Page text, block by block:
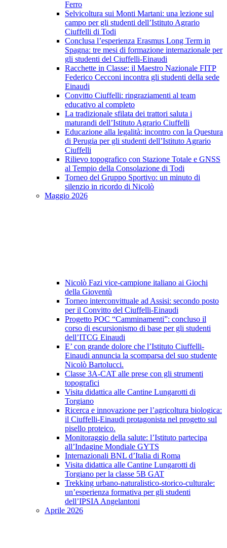
Ferro
Selvicoltura sui Monti Martani: una lezione sul
campo per gli studenti dell’Istituto Agrario
Ciuffelli di Todi
Conclusa l’esperienza Erasmus Long Term in
Spagna: tre mesi di formazione internazionale per
gli studenti del Ciuffelli-Einaudi
Racchette in Classe: il Maestro Nazionale FITP
Federico Cecconi incontra gli studenti della sede
Einaudi
Convitto Ciuffelli: ringraziamenti al team
educativo al completo
La tradizionale sfilata dei trattori saluta i
maturandi dell’Istituto Agrario Ciuffelli
Educazione alla legalità: incontro con la Questura
di Perugia per gli studenti dell’Istituto Agrario
Ciuffelli
Rilievo topografico con Stazione Totale e GNSS
al Tempio della Consolazione di Todi
Torneo del Gruppo Sportivo: un minuto di
silenzio in ricordo di Nicolò
Maggio 2026
Nicolò Fazi vice-campione italiano ai Giochi
della Gioventù
Torneo interconvittuale ad Assisi: secondo posto
per il Convitto del Ciuffelli-Einaudi
Progetto POC “Camminamenti”: concluso il
corso di escursionismo di base per gli studenti
dell’ITCG Einaudi
E’ con grande dolore che l’Istituto Ciuffelli-
Einaudi annuncia la scomparsa del suo studente
Nicolò Bartolucci.
Classe 3A-CAT alle prese con gli strumenti
topografici
Visita didattica alle Cantine Lungarotti di
Torgiano
Ricerca e innovazione per l’agricoltura biologica:
il Ciuffelli-Einaudi protagonista nel progetto sul
pisello proteico.
Monitoraggio della salute: l’Istituto partecipa
all’Indagine Mondiale GYTS
Internazionali BNL d’Italia di Roma
Visita didattica alle Cantine Lungarotti di
Torgiano per la classe 5B GAT
Trekking urbano-naturalistico-storico-culturale:
un’esperienza formativa per gli studenti
dell’IPSIA Angelantoni
Aprile 2026